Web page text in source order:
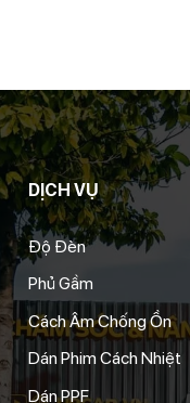
DỊCH VỤ
Độ Đèn
Phủ Gầm
Cách Âm Chống Ồn
Dán Phim Cách Nhiệt
Dán PPF